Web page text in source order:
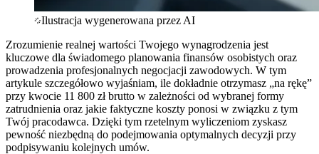
Ilustracja wygenerowana przez AI
Zrozumienie realnej wartości Twojego wynagrodzenia jest
kluczowe dla świadomego planowania finansów osobistych oraz
prowadzenia profesjonalnych negocjacji zawodowych. W tym
artykule szczegółowo wyjaśniam, ile dokładnie otrzymasz „na rękę”
przy kwocie 11 800 zł brutto w zależności od wybranej formy
zatrudnienia oraz jakie faktyczne koszty ponosi w związku z tym
Twój pracodawca. Dzięki tym rzetelnym wyliczeniom zyskasz
pewność niezbędną do podejmowania optymalnych decyzji przy
podpisywaniu kolejnych umów.